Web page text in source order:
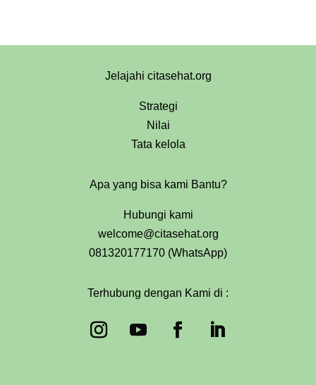
Jelajahi citasehat.org
Strategi
Nilai
Tata kelola
Apa yang bisa kami Bantu?
Hubungi kami
welcome@citasehat.org
081320177170 (WhatsApp)
Terhubung dengan Kami di :